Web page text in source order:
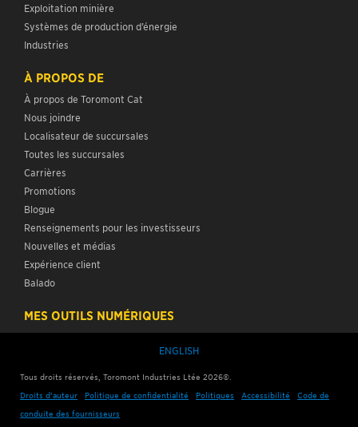
Exploitation minière
Systèmes de production d’énergie
Industries
À PROPOS DE
À propos de Toromont Cat
Nous joindre
Localisateur de succursales
Toutes les succursales
Carrières
Promotions
Blogue
Renseignements pour les investisseurs
Nouvelles et médias
Expérience client
Balado
MES OUTILS NUMÉRIQUES
ENGLISH
Tous droits réservés, Toromont Industries Ltée 2026©.
Droits d’auteur
Politique de confidentialité Politiques Accessibilité
Code de
conduite des fournisseurs